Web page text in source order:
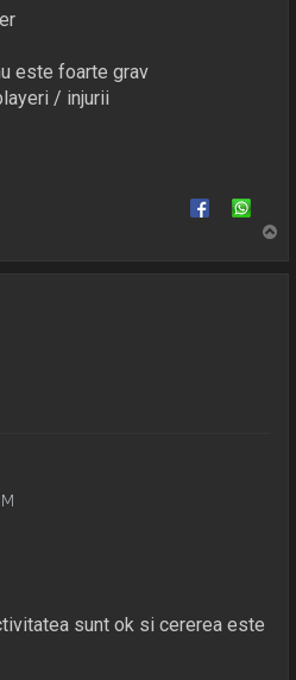
este foarte grav
/ injurii
sunt ok si cererea este